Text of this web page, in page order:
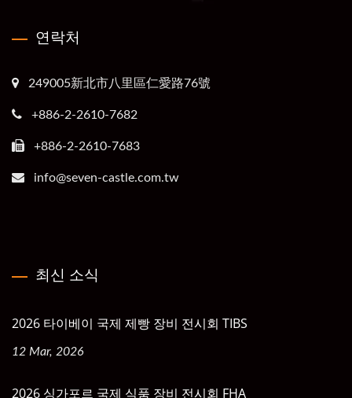
연락처
249005新北市八里區仁愛路76號
+886-2-2610-7682
+886-2-2610-7683
info@seven-castle.com.tw
최신 소식
2026 타이베이 국제 제빵 장비 전시회 TIBS
12 Mar, 2026
2026 싱가포르 국제 식품 장비 전시회 FHA